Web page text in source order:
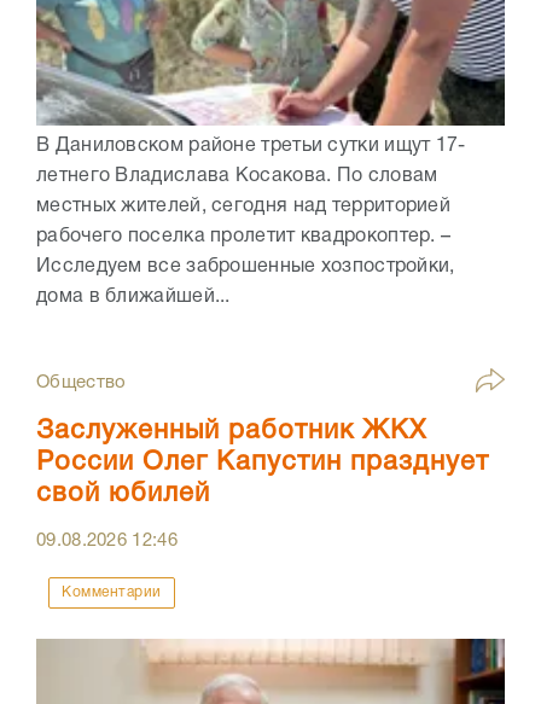
В Даниловском районе третьи сутки ищут 17-
летнего Владислава Косакова. По словам
местных жителей, сегодня над территорией
рабочего поселка пролетит квадрокоптер. –
Исследуем все заброшенные хозпостройки,
дома в ближайшей...
Общество
Заслуженный работник ЖКХ
России Олег Капустин празднует
свой юбилей
09.08.2026 12:46
Комментарии